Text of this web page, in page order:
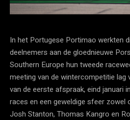
In het Portugese Portimao werkten
deelnemers aan de gloednieuwe
Southern Europe hun tweede
meeting van de wintercompetitie lag
van de eerste afspraak, eind januari
races en een geweldige sfeer zowel
Josh Stanton, Thomas Kangro en